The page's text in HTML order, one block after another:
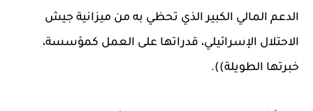
الدعم المالي الكبير الذي تحظي به من ميزانية جيش
الاحتلال الإسرائيلي، قدراتها على العمل كمؤسسة،
خبرتها الطويلة)).